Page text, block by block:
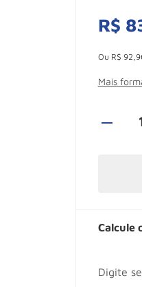
R$
Ou R$ 92
Mais
Calcule